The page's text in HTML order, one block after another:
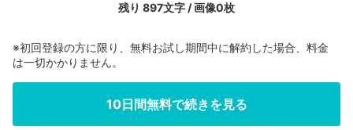
残り 897文字 / 画像0枚
※初回登録の方に限り、無料お試し期間中に解約した場合、料金
は一切かかりません。
10日間無料で続きを見る